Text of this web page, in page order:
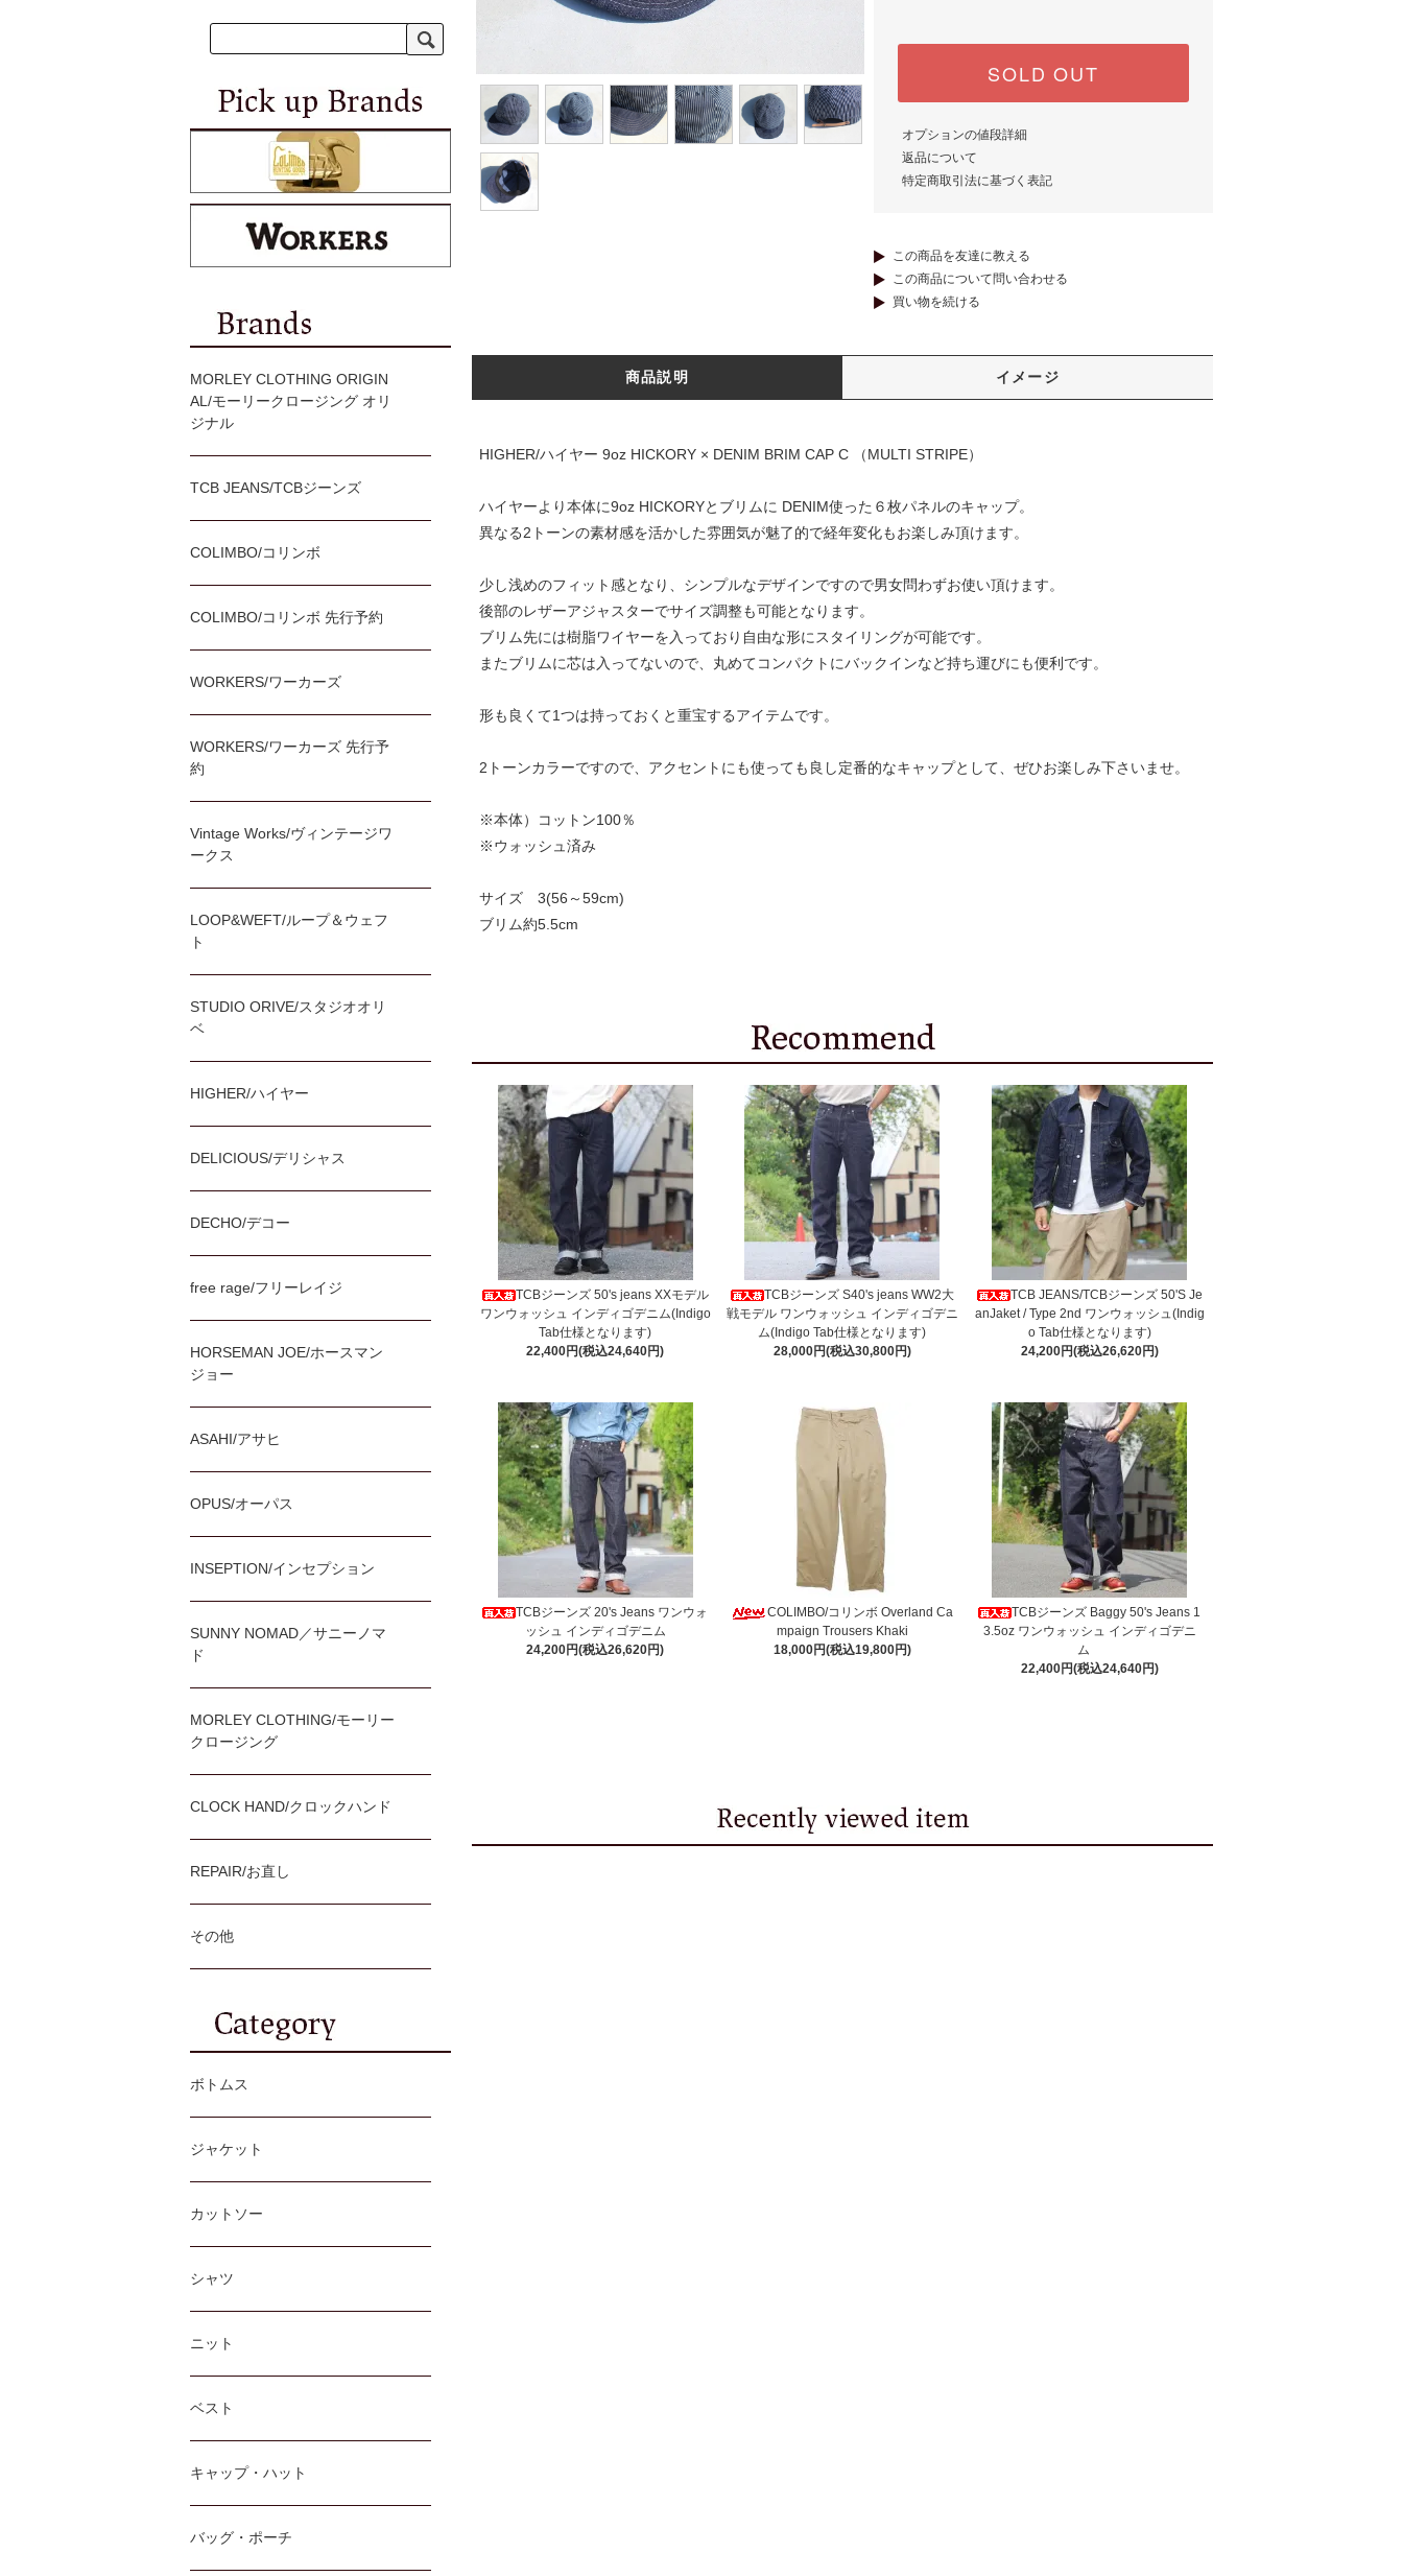
SOLD OUT
オプションの値段詳細
返品について
特定商取引法に基づく表記
この商品を友達に教える
この商品について問い合わせる
買い物を続ける
商品説明 イメージ
HIGHER/ハイヤー 9oz HICKORY × DENIM BRIM CAP C （MULTI STRIPE）
ハイヤーより本体に9oz HICKORYとブリムに DENIM使った６枚パネルのキャップ。
異なる2トーンの素材感を活かした雰囲気が魅了的で経年変化もお楽しみ頂けます。
少し浅めのフィット感となり、シンプルなデザインですので男女問わずお使い頂けます。
後部のレザーアジャスターでサイズ調整も可能となります。
ブリム先には樹脂ワイヤーを入っており自由な形にスタイリングが可能です。
またブリムに芯は入ってないので、丸めてコンパクトにバックインなど持ち運びにも便利です。
形も良くて1つは持っておくと重宝するアイテムです。
2トーンカラーですので、アクセントにも使っても良し定番的なキャップとして、ぜひお楽しみ下さいませ。
※本体）コットン100％
※ウォッシュ済み
サイズ 3(56～59cm)
ブリム約5.5cm
TCBジーンズ 50's jeans XXモデル
ワンウォッシュ インディゴデニム(Indigo
Tab仕様となります)
22,400円(税込24,640円)
TCBジーンズ S40's jeans WW2大
戦モデル ワンウォッシュ インディゴデニ
ム(Indigo Tab仕様となります)
28,000円(税込30,800円)
TCB JEANS/TCBジーンズ 50'S Je
anJaket / Type 2nd ワンウォッシュ(Indig
o Tab仕様となります)
24,200円(税込26,620円)
TCBジーンズ 20's Jeans ワンウォ
ッシュ インディゴデニム
24,200円(税込26,620円)
COLIMBO/コリンボ Overland Ca
mpaign Trousers Khaki
18,000円(税込19,800円)
TCBジーンズ Baggy 50's Jeans 1
3.5oz ワンウォッシュ インディゴデニ
ム
22,400円(税込24,640円)
MORLEY CLOTHING ORIGIN
AL/モーリークロージング オリ
ジナル
TCB JEANS/TCBジーンズ
COLIMBO/コリンボ
COLIMBO/コリンボ 先行予約
WORKERS/ワーカーズ
WORKERS/ワーカーズ 先行予
約
Vintage Works/ヴィンテージワ
ークス
LOOP&WEFT/ループ＆ウェフ
ト
STUDIO ORIVE/スタジオオリ
ベ
HIGHER/ハイヤー
DELICIOUS/デリシャス
DECHO/デコー
free rage/フリーレイジ
HORSEMAN JOE/ホースマン
ジョー
ASAHI/アサヒ
OPUS/オーパス
INSEPTION/インセプション
SUNNY NOMAD／サニーノマ
ド
MORLEY CLOTHING/モーリー
クロージング
CLOCK HAND/クロックハンド
REPAIR/お直し
その他
ボトムス
ジャケット
カットソー
シャツ
ニット
ベスト
キャップ・ハット
バッグ・ポーチ